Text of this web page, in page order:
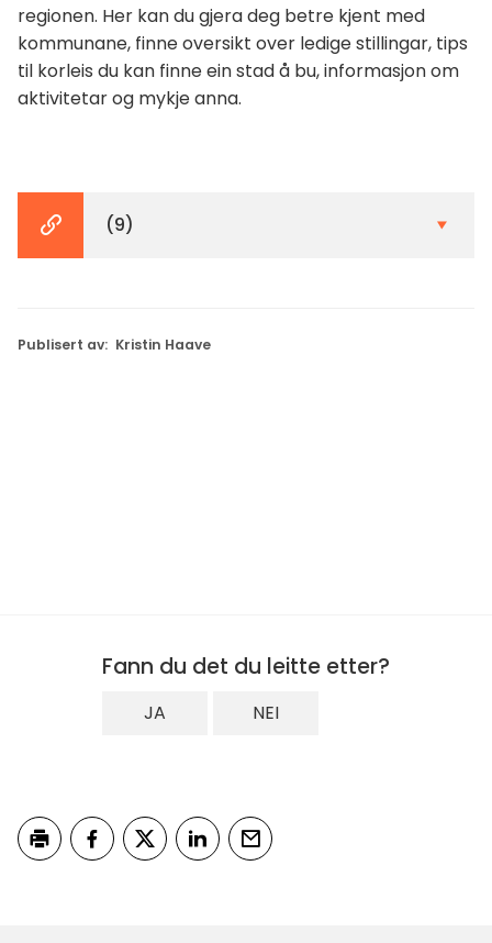
regionen. Her kan du gjera deg betre kjent med
kommunane, finne oversikt over ledige stillingar, tips
til korleis du kan finne ein stad å bu, informasjon om
aktivitetar og mykje anna.
(9)
Publisert av Kristin Haave
Fann du det du leitte etter?
JA NEI